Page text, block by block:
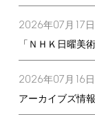
2026年07月 17日
「ＮＨＫ日曜美
2026年07月 16日
アーカイブズ情